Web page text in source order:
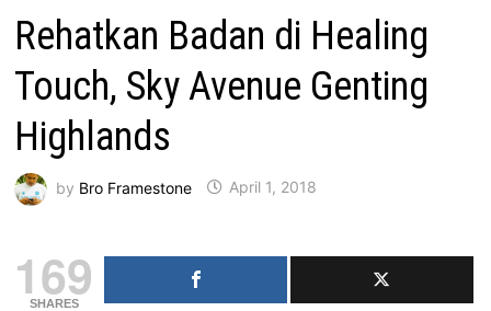
Rehatkan Badan di Healing
Touch, Sky Avenue Genting
Highlands
by Bro Framestone April 1, 2018
169
SHARES